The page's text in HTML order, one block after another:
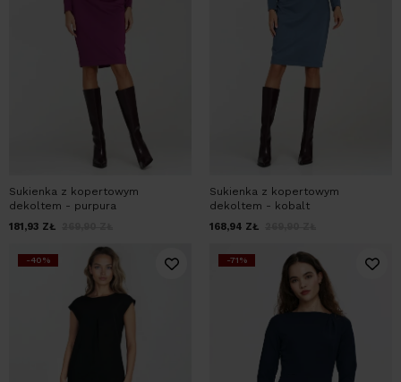
Sukienka z kopertowym
dekoltem - purpura
181,93 ZŁ
Sukienka z kopertowym
dekoltem - kobalt
168,94 ZŁ
-40% -71%